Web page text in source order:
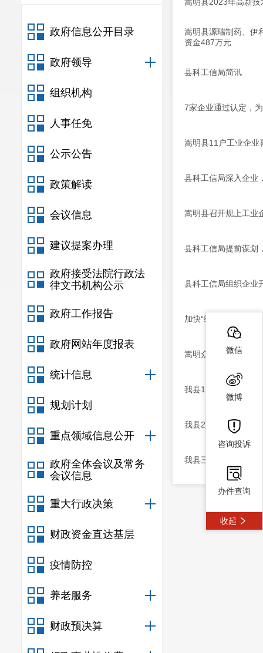
政府信息公开目录
政府领导
组织机构
人事任免
公示公告
政策解读
会议信息
建议提案办理
政府接受法院行政法
律文书机构公示
政府工作报告
政府网站年度报表
统计信息
规划计划
重点领域信息公开
政府全体会议及常务
会议信息
重大行政决策
财政资金直达基层
疫情防控
养老服务
财政预决算
嵩明县源瑞制药、伊
资金487万元
县科工信局简讯
7家企业通过认定，
嵩明县11户工业企业
县科工信局深入企业
嵩明县召开规上工业
县科工信局提前谋划
县科工信局组织企业
加快“绿色能源”品牌
嵩明众创空间精彩纷
我县14家企业获昆明
我县2家企业列入
我县三家企业荣获
微信
微博
咨询投诉
办件查询
收起